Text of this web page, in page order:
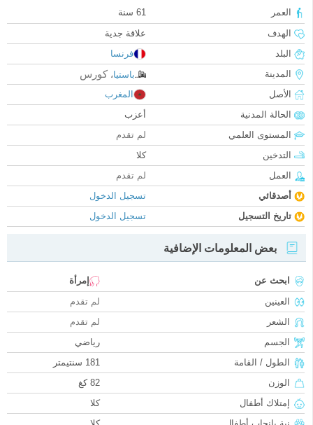
العمر
61 سنة
الهدف
علاقة جدية
البلد
فرنسا
المدينة
باستيا، كورس
الأصل
المغرب
الحالة المدنية
أعزب
المستوى العلمي
لم تقدم
التدخين
كلا
العمل
لم تقدم
أصدقائي
تسجيل الدخول
تاريخ التسجيل
تسجيل الدخول
بعض المعلومات الإضافية
ابحث عن
إمرأة
العينين
لم تقدم
الشعر
لم تقدم
الجسم
رياضي
الطول / القامة
181 سنتيمتر
الوزن
82 كغ
إمتلاك أطفال
كلا